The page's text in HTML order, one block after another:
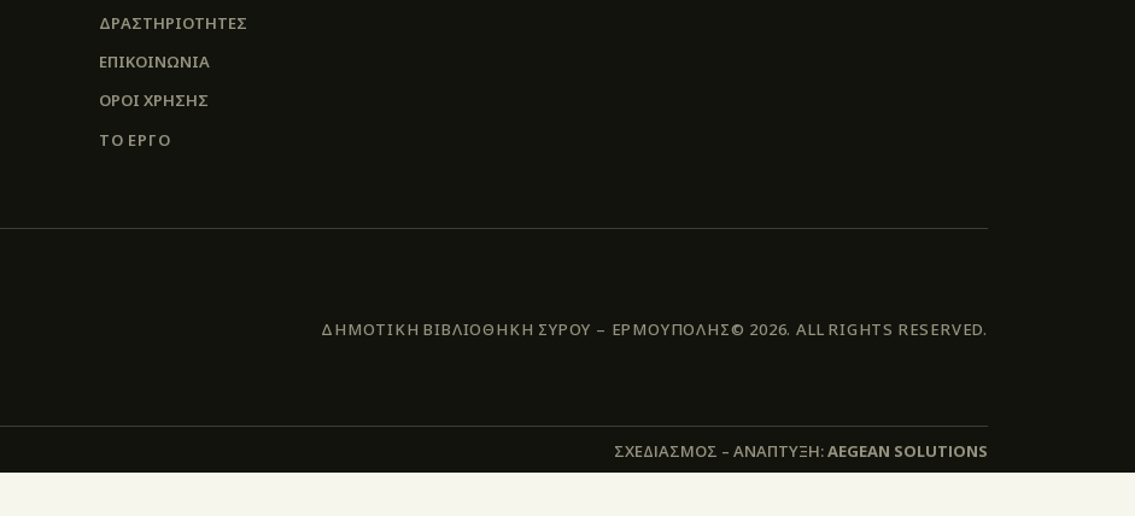
ΔΡΑΣΤΗΡΙΟΤΗΤΕΣ
ΕΠΙΚΟΙΝΩΝΊΑ
ΌΡΟΙ ΧΡΉΣΗΣ
ΤΟ ΕΡΓΟ
ΔΗΜΟΤΙΚΗ ΒΙΒΛΙΟΘΗΚΗ ΣΥΡΟΥ – ΕΡΜΟΥΠΟΛΗΣ© 2026. ALL RIGHTS RESERVED.
ΣΧΕΔΙΑΣΜΟΣ – ΑΝΑΠΤΥΞΗ:AEGEAN SOLUTIONS